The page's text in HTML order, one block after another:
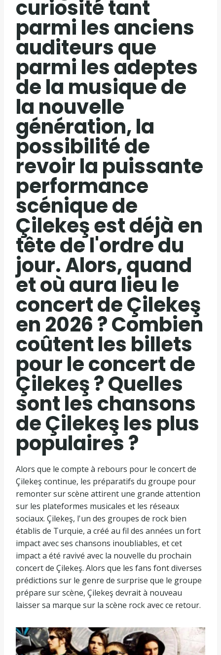
curiosité tant
parmi les anciens
auditeurs que
parmi les adeptes
de la musique de
la nouvelle
génération, la
possibilité de
revoir la puissante
performance
scénique de
Çilekeş est déjà en
tête de l'ordre du
jour. Alors, quand
et où aura lieu le
concert de Çilekeş
en 2026 ? Combien
coûtent les billets
pour le concert de
Çilekeş ? Quelles
sont les chansons
de Çilekeş les plus
populaires ?
Alors que le compte à rebours pour le concert de
Çilekeş continue, les préparatifs du groupe pour
remonter sur scène attirent une grande attention
sur les plateformes musicales et les réseaux
sociaux. Çilekeş, l'un des groupes de rock bien
établis de Turquie, a créé au fil des années un fort
impact avec ses chansons inoubliables, et cet
impact a été ravivé avec la nouvelle du prochain
concert de Çilekeş. Alors que les fans font diverses
prédictions sur le genre de surprise que le groupe
prépare sur scène, Çilekeş devrait à nouveau
laisser sa marque sur la scène rock avec ce retour.